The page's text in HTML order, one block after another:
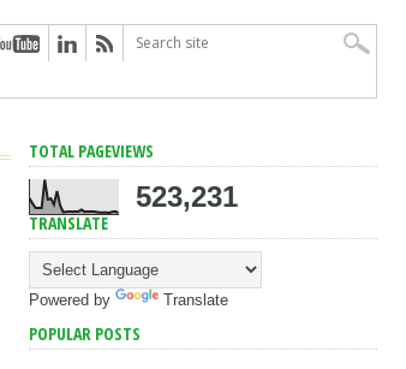
TOTAL PAGEVIEWS
523,231
TRANSLATE
Powered by Translate
POPULAR POSTS